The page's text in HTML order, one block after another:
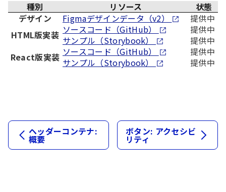
種別 リソース
状態
デザイン
Figmaデザインデータ（v2）
提供中
HTML版実装 ソースコード（GitHub）
提供中
サンプル（Storybook）
提供中
React版実装 ソースコード（GitHub）
提供中
サンプル（Storybook）
提供中
ヘッダーコンテナ:
概要
ボタン: アクセシビ
リティ